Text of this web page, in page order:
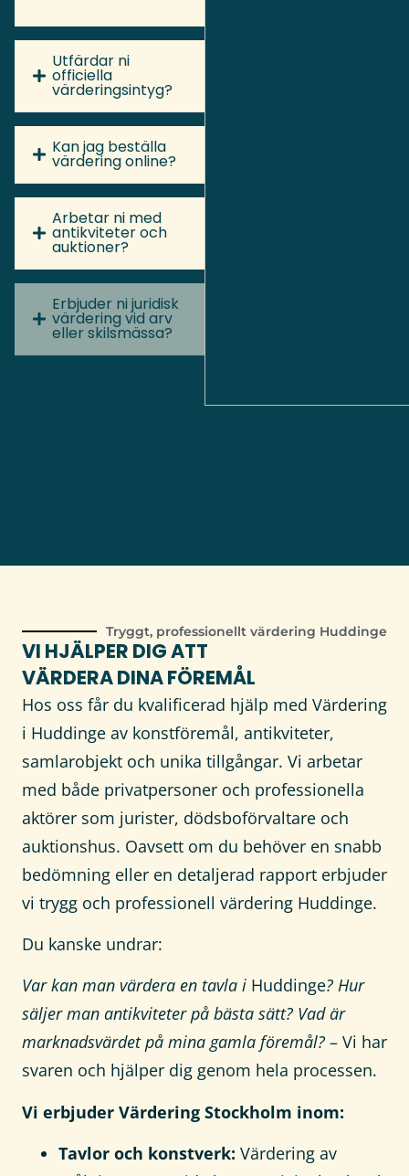
Utfärdar ni
officiella
värderingsintyg?
Kan jag beställa
värdering online?
Arbetar ni med
antikviteter och
auktioner?
Erbjuder ni juridisk
värdering vid arv
eller skilsmässa?
Tryggt, professionellt värdering Huddinge
VI HJÄLPER DIG ATT
VÄRDERA DINA FÖREMÅL
Hos oss får du kvalificerad hjälp med Värdering
i Huddinge av konstföremål, antikviteter,
samlarobjekt och unika tillgångar. Vi arbetar
med både privatpersoner och professionella
aktörer som jurister, dödsboförvaltare och
auktionshus. Oavsett om du behöver en snabb
bedömning eller en detaljerad rapport erbjuder
vi trygg och professionell värdering Huddinge.
Du kanske undrar:
Var kan man värdera en tavla i Huddinge? Hur
säljer man antikviteter på bästa sätt? Vad är
marknadsvärdet på mina gamla föremål? – Vi har
svaren och hjälper dig genom hela processen.
Vi erbjuder Värdering Stockholm inom:
Tavlor och konstverk: Värdering av